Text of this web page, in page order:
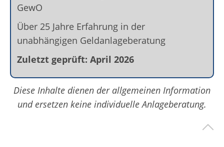
GewO
Über 25 Jahre Erfahrung in der
unabhängigen Geldanlageberatung
Zuletzt geprüft: April 2026
Diese Inhalte dienen der allgemeinen Information
und ersetzen keine individuelle Anlageberatung.